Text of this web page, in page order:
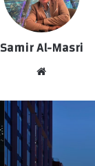
Samir Al-Masri
الوي
ب
عقارات